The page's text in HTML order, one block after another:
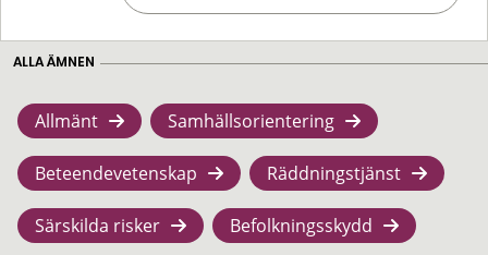
ALLA ÄMNEN
Allmänt Samhällsorientering
Beteendevetenskap Räddningstjänst
Särskilda risker Befolkningsskydd